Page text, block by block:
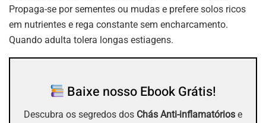
Propaga-se por sementes ou mudas e prefere solos ricos
em nutrientes e rega constante sem encharcamento.
Quando adulta tolera longas estiagens.
Baixe nosso Ebook Grátis!
Descubra os segredos dos Chás Anti-inflamatórios e